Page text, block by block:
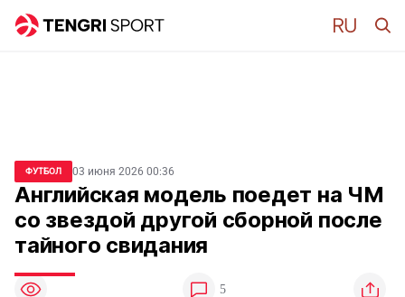
ФУТБОЛ 03 июня 2026 00:36
Английская модель поедет на ЧМ
со звездой другой сборной после
тайного свидания
5